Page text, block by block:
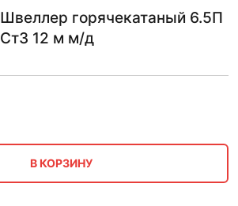
Швеллер горячекатаный 6.5П
Ст3 12 м м/д
В КОРЗИНУ